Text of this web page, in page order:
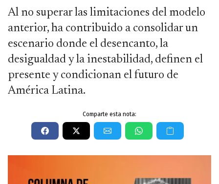
Al no superar las limitaciones del modelo
anterior, ha contribuido a consolidar un
escenario donde el desencanto, la
desigualdad y la inestabilidad, definen el
presente y condicionan el futuro de
América Latina.
Comparte esta nota: